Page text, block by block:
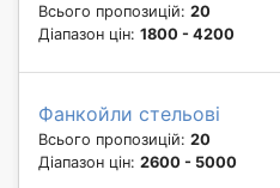
Всього пропозицій: 20
Діапазон цін: 1800 - 4200
Фанкойли стельові
Всього пропозицій: 20
Діапазон цін: 2600 - 5000